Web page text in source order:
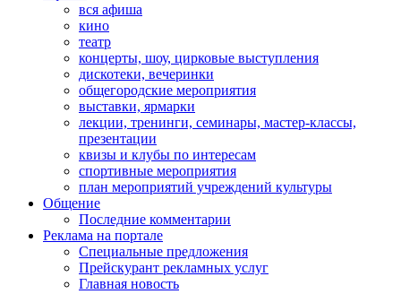
вся афиша
кино
театр
концерты, шоу, цирковые выступления
дискотеки, вечеринки
общегородские мероприятия
выставки, ярмарки
лекции, тренинги, семинары, мастер-классы,
презентации
квизы и клубы по интересам
спортивные мероприятия
план мероприятий учреждений культуры
Общение
Последние комментарии
Реклама на портале
Специальные предложения
Прейскурант рекламных услуг
Главная новость